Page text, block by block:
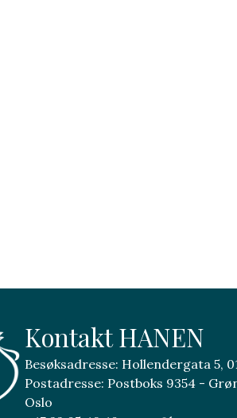
Kontakt HANEN
Besøksadresse: Hollendergata 5,
Postadresse: Postboks 9354 -
Oslo